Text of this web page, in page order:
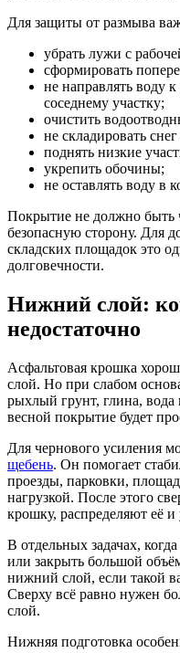
Для защиты от размыва
убрать лужи с
сформировать
не направлять воду
соседнему участку;
очистить
не складировать
поднять низкие
укрепить обочины;
не оставлять воду в
Покрытие не должно быть
безопасную сторону. Для
складских площадок это
долговечности.
Нижний слой:
недостаточно
Асфальтовая крошка
слой. Но при слабом
рыхлый грунт, глина, вода
весной покрытие будет
Для чернового усиления
щебень. Он помогает
проезды, парковки,
нагрузкой. После этого
крошку, распределяют её
В отдельных задачах,
или закрыть большой
нижний слой, если такой
Сверху всё равно нужен
слой.
Нижняя подготовка